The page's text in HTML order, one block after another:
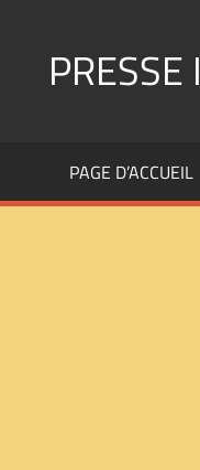
contenu
Géopolitique
PAGE D’ACCUEIL